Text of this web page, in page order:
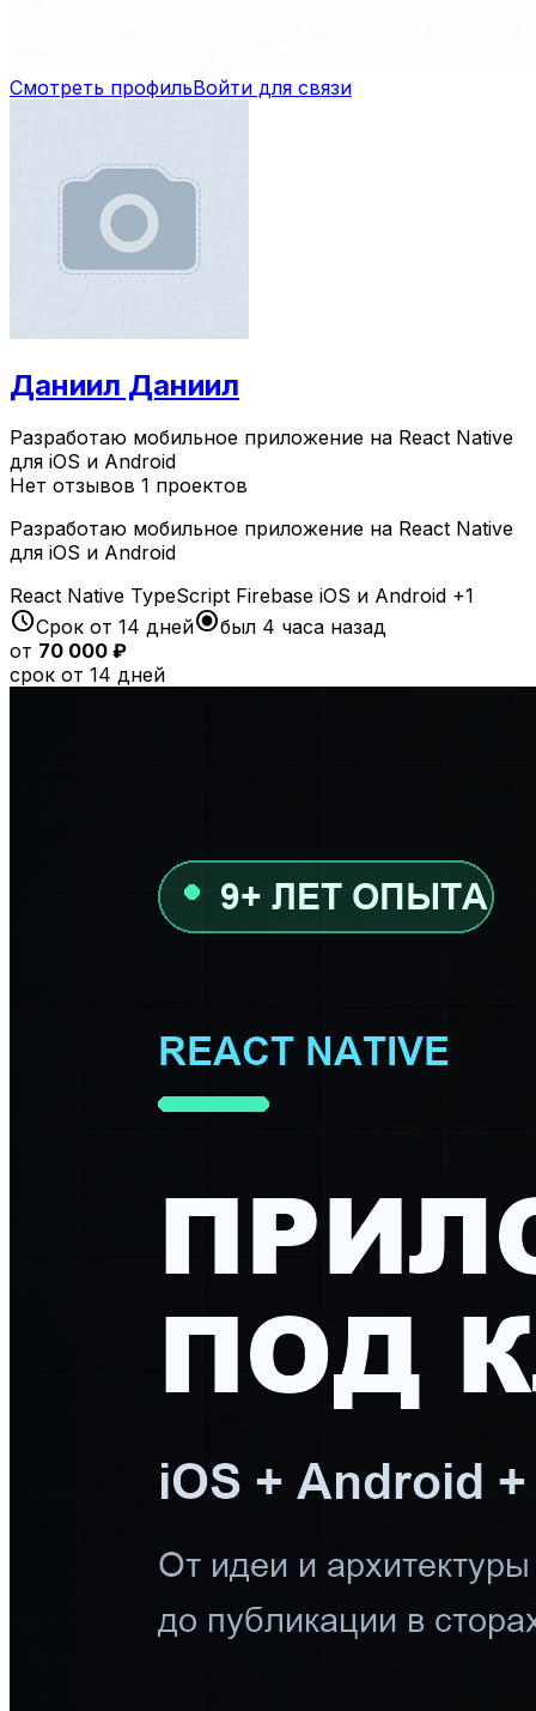
Смотреть профильВойти для связи
Даниил Даниил
Разработаю мобильное приложение на React Native
для iOS и Android
Нет отзывов 1 проектов
Разработаю мобильное приложение на React Native
для iOS и Android
React Native TypeScript Firebase iOS и Android +1
scheduleСрок от 14 днейradio_button_checkedбыл 4 часа назад
от 70 000 ₽
срок от 14 дней